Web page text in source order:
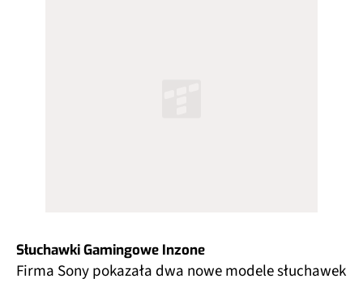
Słuchawki Gamingowe Inzone
Firma Sony pokazała dwa nowe modele słuchawek